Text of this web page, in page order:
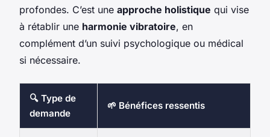
profondes. C’est une approche holistique qui vise
à rétablir une harmonie vibratoire, en
complément d’un suivi psychologique ou médical
si nécessaire.
🔍 Type de
demande
🌱 Bénéfices ressentis